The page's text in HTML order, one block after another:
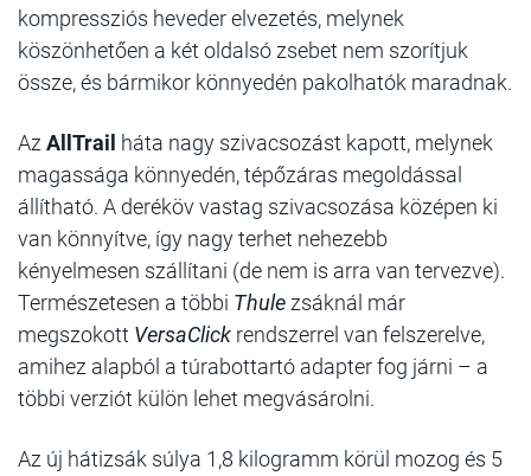
kompressziós heveder elvezetés, melynek
köszönhetően a két oldalsó zsebet nem szorítjuk
össze, és bármikor könnyedén pakolhatók maradnak.
Az AllTrail háta nagy szivacsozást kapott, melynek
magassága könnyedén, tépőzáras megoldással
állítható. A deréköv vastag szivacsozása középen ki
van könnyítve, így nagy terhet nehezebb
kényelmesen szállítani (de nem is arra van tervezve).
Természetesen a többi Thule zsáknál már
megszokott VersaClick rendszerrel van felszerelve,
amihez alapból a túrabottartó adapter fog járni – a
többi verziót külön lehet megvásárolni.
Az új hátizsák súlya 1,8 kilogramm körül mozog és 5